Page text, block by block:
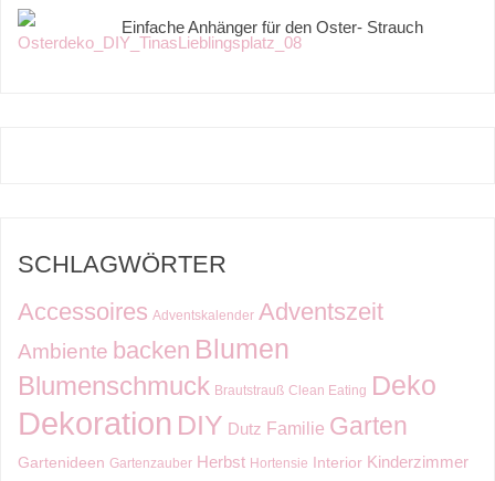
Einfache Anhänger für den Oster- Strauch
SCHLAGWÖRTER
Accessoires Adventskalender Adventszeit
Ambiente backen Blumen
Blumenschmuck Brautstrauß Clean Eating Deko
Dekoration DIY Dutz Familie Garten
Gartenideen Gartenzauber Herbst Hortensie Interior Kinderzimmer